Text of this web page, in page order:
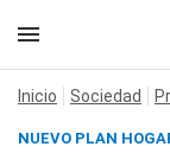
Inicio Sociedad
NUEVO PLAN